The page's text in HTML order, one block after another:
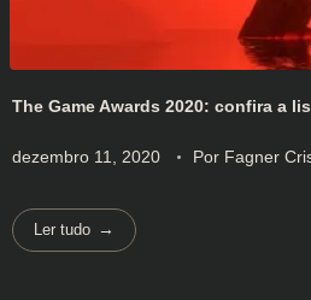
The Game Awards 2020: confira a
dezembro 11, 2020 Por Fagner
Ler tudo